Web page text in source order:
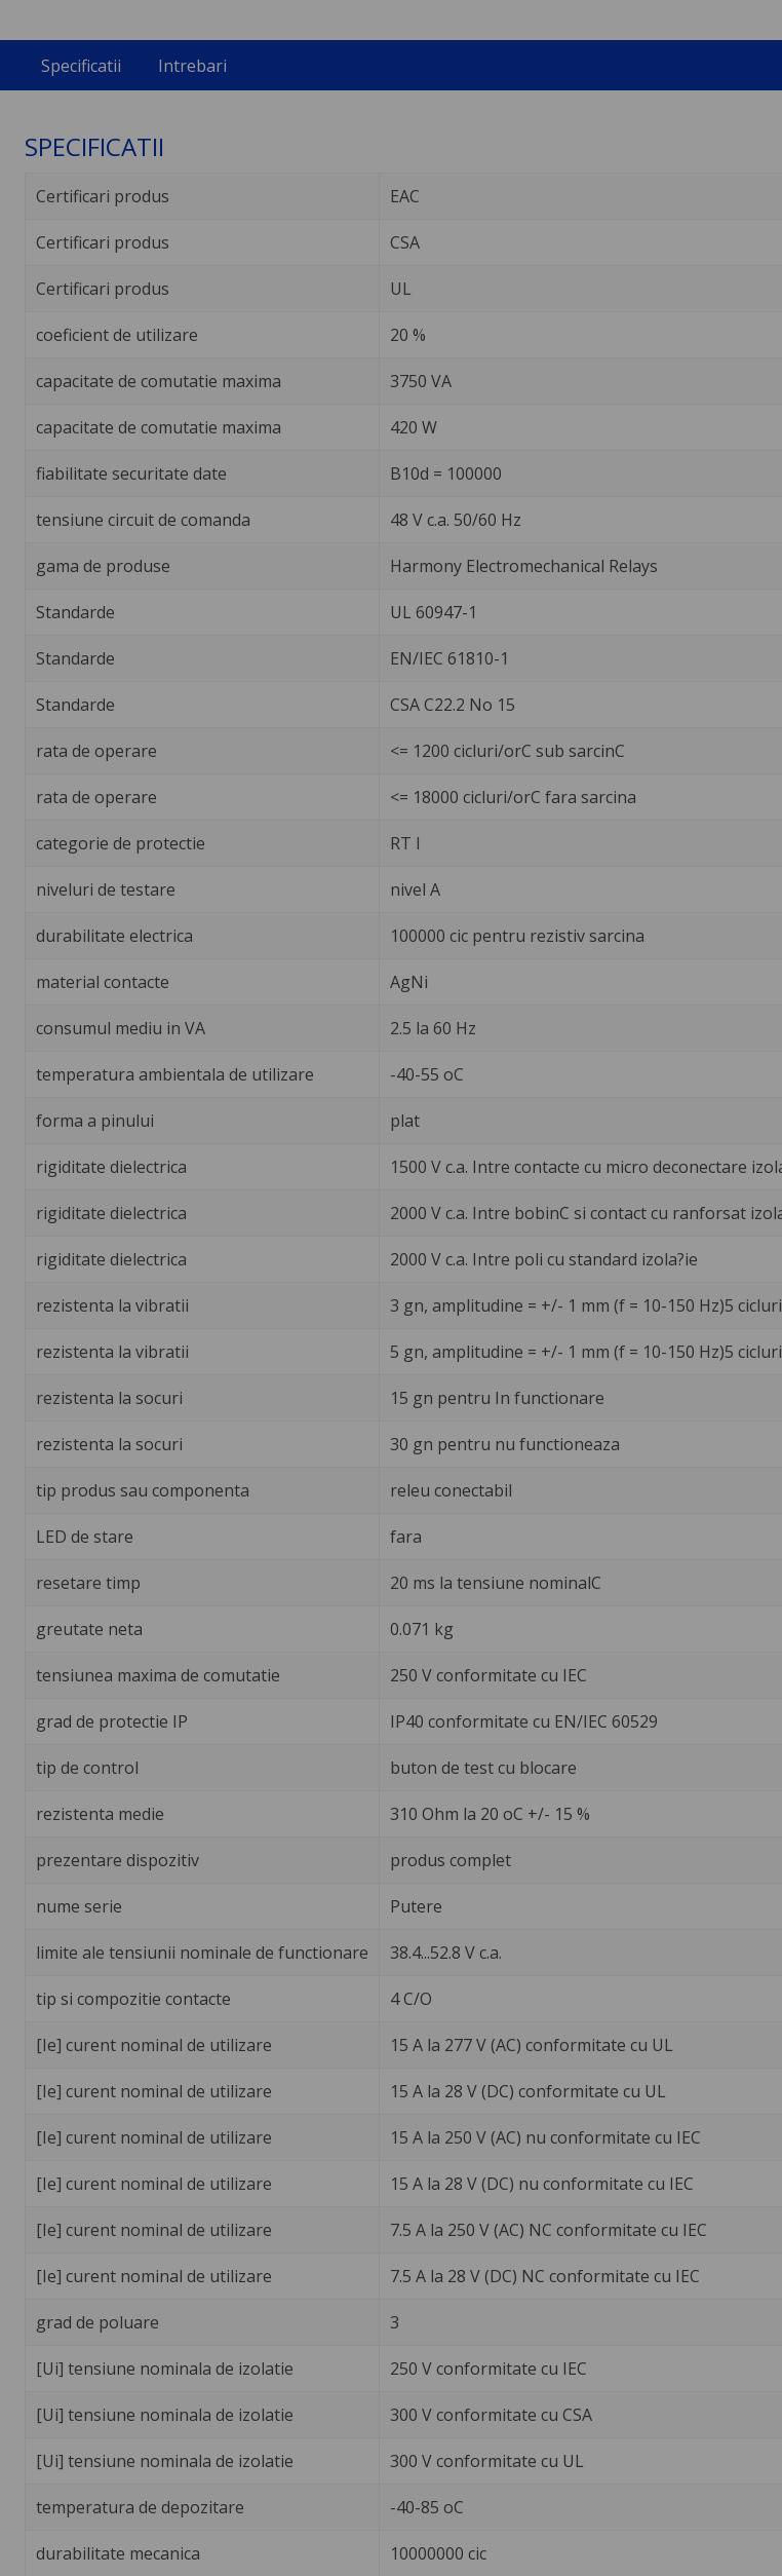
Specificatii Intrebari
SPECIFICATII
Certificari produs EAC
Certificari produs CSA
Certificari produs UL
coeficient de utilizare 20 %
capacitate de comutatie maxima 3750 VA
capacitate de comutatie maxima 420 W
fiabilitate securitate date B10d = 100000
tensiune circuit de comanda 48 V c.a. 50/60 Hz
gama de produse Harmony Electromechanical Relays
Standarde UL 60947-1
Standarde EN/IEC 61810-1
Standarde CSA C22.2 No 15
rata de operare <= 1200 cicluri/orC sub sarcinC
rata de operare <= 18000 cicluri/orC fara sarcina
categorie de protectie RT I
niveluri de testare nivel A
durabilitate electrica 100000 cic pentru rezistiv sarcina
material contacte AgNi
consumul mediu in VA 2.5 la 60 Hz
temperatura ambientala de utilizare -40-55 oC
forma a pinului plat
rigiditate dielectrica 1500 V c.a. Intre contacte cu micro deconectare
rigiditate dielectrica 2000 V c.a. Intre bobinC si contact cu ranforsat
rigiditate dielectrica 2000 V c.a. Intre poli cu standard izola?ie
rezistenta la vibratii 3 gn, amplitudine = +/- 1 mm (f = 10-150 Hz)5
rezistenta la vibratii 5 gn, amplitudine = +/- 1 mm (f = 10-150 Hz)5
rezistenta la socuri 15 gn pentru In functionare
rezistenta la socuri 30 gn pentru nu functioneaza
tip produs sau componenta releu conectabil
LED de stare fara
resetare timp 20 ms la tensiune nominalC
greutate neta 0.071 kg
tensiunea maxima de comutatie 250 V conformitate cu IEC
grad de protectie IP IP40 conformitate cu EN/IEC 60529
tip de control buton de test cu blocare
rezistenta medie 310 Ohm la 20 oC +/- 15 %
prezentare dispozitiv produs complet
nume serie Putere
limite ale tensiunii nominale de functionare 38.4...52.8 V c.a.
tip si compozitie contacte 4 C/O
[Ie] curent nominal de utilizare 15 A la 277 V (AC) conformitate cu UL
[Ie] curent nominal de utilizare 15 A la 28 V (DC) conformitate cu UL
[Ie] curent nominal de utilizare 15 A la 250 V (AC) nu conformitate cu IEC
[Ie] curent nominal de utilizare 15 A la 28 V (DC) nu conformitate cu IEC
[Ie] curent nominal de utilizare 7.5 A la 250 V (AC) NC conformitate cu IEC
[Ie] curent nominal de utilizare 7.5 A la 28 V (DC) NC conformitate cu IEC
grad de poluare 3
[Ui] tensiune nominala de izolatie 250 V conformitate cu IEC
[Ui] tensiune nominala de izolatie 300 V conformitate cu CSA
[Ui] tensiune nominala de izolatie 300 V conformitate cu UL
temperatura de depozitare -40-85 oC
durabilitate mecanica 10000000 cic